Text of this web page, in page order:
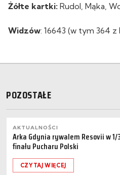
Żółte kartki: Rudol, Mąka,
Widzów: 16643 (w tym 364 z
POZOSTAŁE
AKTUALNOŚCI
Arka Gdynia rywalem Resovii w 1/
finału Pucharu Polski
CZYTAJ WIĘCEJ